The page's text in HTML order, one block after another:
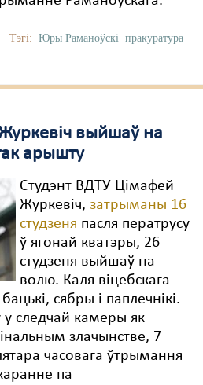
Тэгі: Юры Раманоўскі пракуратура
выйшаў на
арышту
Студэнт ВДТУ Цімафей
Журкевіч, затрыманы 16
студзеня пасля ператрусу
ў ягонай кватэры, 26
студзеня выйшаў на
волю. Каля віцебскага
сябры і паплечнікі.
у следчай камеры як
злачынстве, 7
часовага ўтрымання
па